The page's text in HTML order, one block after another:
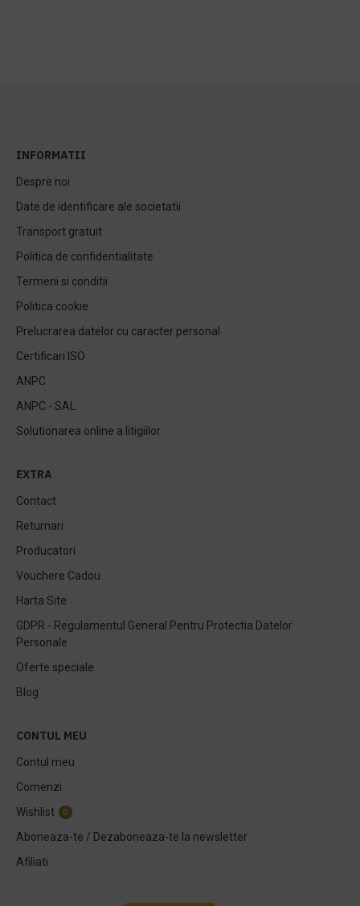
INFORMATII
Despre noi
Date de identificare ale societatii
Transport gratuit
Politica de confidentialitate
Termeni si conditii
Politica cookie
Prelucrarea datelor cu caracter personal
Certificari ISO
ANPC
ANPC - SAL
Solutionarea online a litigiilor
EXTRA
Contact
Returnari
Producatori
Vouchere Cadou
Harta Site
GDPR - Regulamentul General Pentru Protectia Datelor
Personale
Oferte speciale
Blog
CONTUL MEU
Contul meu
Comenzi
Wishlist
0
Aboneaza-te / Dezaboneaza-te la newsletter
Afiliati